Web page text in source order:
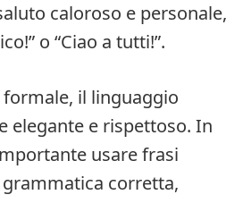
caloroso e personale,
o “Ciao a tutti!”.
formale, il linguaggio
elegante e rispettoso. In
usare frasi
corretta,